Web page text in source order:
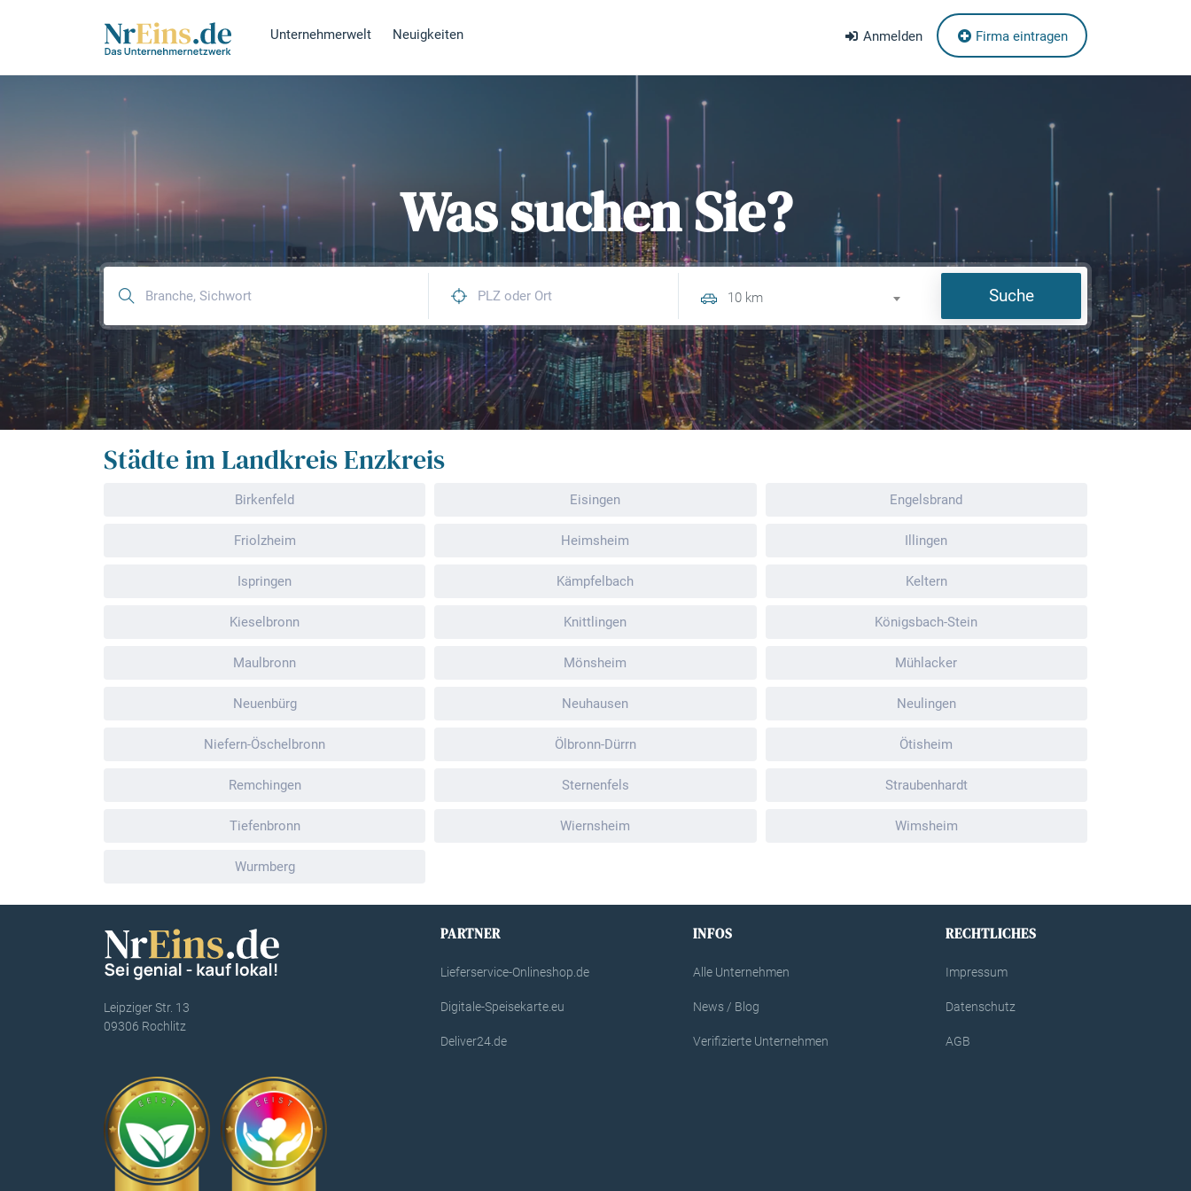
Unternehmerwelt Neuigkeiten Anmelden Firma eintragen
Was suchen Sie?
10 km Suche
Städte im Landkreis Enzkreis
Birkenfeld Eisingen Engelsbrand
Friolzheim Heimsheim Illingen
Ispringen Kämpfelbach Keltern
Kieselbronn Knittlingen Königsbach-Stein
Maulbronn Mönsheim Mühlacker
Neuenbürg Neuhausen Neulingen
Niefern-Öschelbronn Ölbronn-Dürrn Ötisheim
Remchingen Sternenfels Straubenhardt
Tiefenbronn Wiernsheim Wimsheim
Wurmberg
Leipziger Str. 13
09306 Rochlitz
PARTNER
Lieferservice-Onlineshop.de
Digitale-Speisekarte.eu
Deliver24.de
INFOS
Alle Unternehmen
News / Blog
Verifizierte Unternehmen
RECHTLICHES
Impressum
Datenschutz
AGB